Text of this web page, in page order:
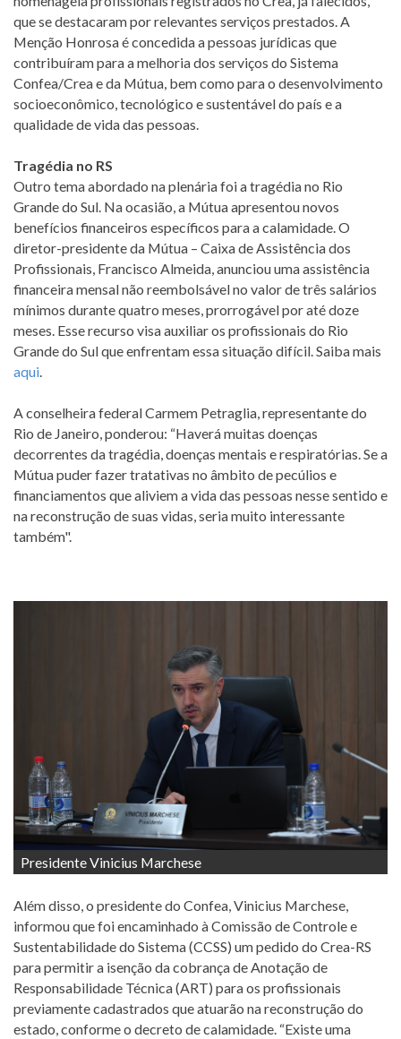
que se destacaram por relevantes serviços prestados. A
Menção Honrosa é concedida a pessoas jurídicas que
contribuíram para a melhoria dos serviços do Sistema
Confea/Crea e da Mútua, bem como para o desenvolvimento
socioeconômico, tecnológico e sustentável do país e a
qualidade de vida das pessoas.
Tragédia no RS
Outro tema abordado na plenária foi a tragédia no Rio
Grande do Sul. Na ocasião, a Mútua apresentou novos
benefícios financeiros específicos para a calamidade. O
diretor-presidente da Mútua – Caixa de Assistência dos
Profissionais, Francisco Almeida, anunciou uma assistência
financeira mensal não reembolsável no valor de três salários
mínimos durante quatro meses, prorrogável por até doze
meses. Esse recurso visa auxiliar os profissionais do Rio
Grande do Sul que enfrentam essa situação difícil. Saiba mais
aqui
A conselheira federal Carmem Petraglia, representante do
Rio de Janeiro, ponderou: “Haverá muitas doenças
decorrentes da tragédia, doenças mentais e respiratórias. Se a
Mútua puder fazer tratativas no âmbito de pecúlios e
financiamentos que aliviem a vida das pessoas nesse sentido e
na reconstrução de suas vidas, seria muito interessante
também".
Presidente Vinicius Marchese
Além disso, o presidente do Confea, Vinicius Marchese,
informou que foi encaminhado à Comissão de Controle e
Sustentabilidade do Sistema (CCSS) um pedido do Crea-RS
para permitir a isenção da cobrança de Anotação de
Responsabilidade Técnica (ART) para os profissionais
previamente cadastrados que atuarão na reconstrução do
estado, conforme o decreto de calamidade. “Existe uma